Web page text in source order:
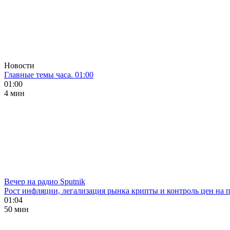
Новости
Главные темы часа. 01:00
01:00
4 мин
Вечер на радио Sputnik
Рост инфляции, легализация рынка крипты и контроль цен на
01:04
50 мин